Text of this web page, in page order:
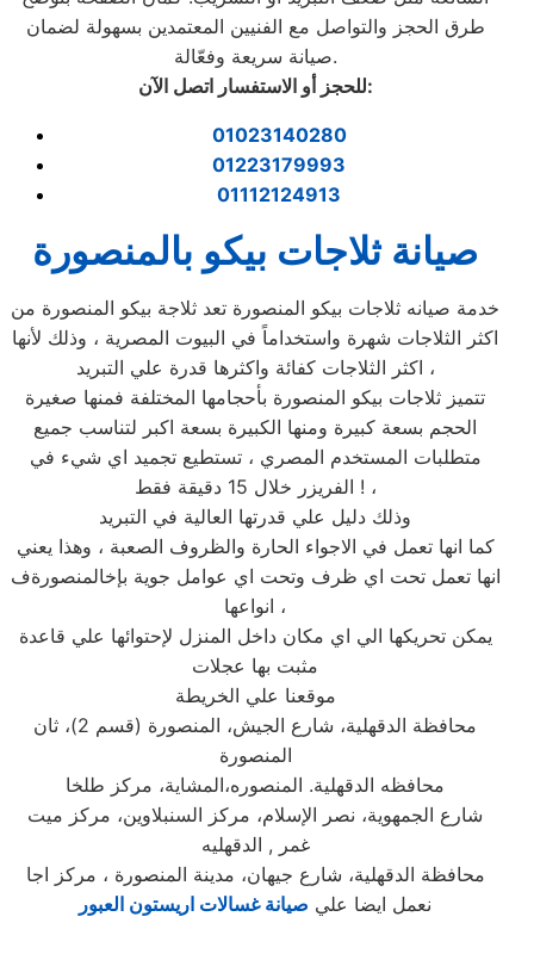
طرق الحجز والتواصل مع الفنيين المعتمدين بسهولة لضمان
صيانة سريعة وفعّالة.
للحجز أو الاستفسار اتصل الآن:
01023140280
01223179993
01112124913
صيانة ثلاجات بيكو بالمنصورة
خدمة صيانه ثلاجات بيكو المنصورة تعد ثلاجة بيكو المنصورة من
اكثر الثلاجات شهرة واستخداماً في البيوت المصرية ، وذلك لأنها
اكثر الثلاجات كفائة واكثرها قدرة علي التبريد ،
تتميز ثلاجات بيكو المنصورة بأحجامها المختلفة فمنها صغيرة
الحجم بسعة كبيرة ومنها الكبيرة بسعة اكبر لتناسب جميع
متطلبات المستخدم المصري ، تستطيع تجميد اي شيء في
الفريزر خلال 15 دقيقة فقط ! ،
وذلك دليل علي قدرتها العالية في التبريد
كما انها تعمل في الاجواء الحارة والظروف الصعبة ، وهذا يعني
انها تعمل تحت اي ظرف وتحت اي عوامل جوية بإخالمنصورةف
انواعها ،
يمكن تحريكها الي اي مكان داخل المنزل لإحتوائها علي قاعدة
مثبت بها عجلات
موقعنا علي الخريطة
محافظة الدقهلية، شارع الجيش، المنصورة (قسم 2)، ثان
المنصورة
محافظه الدقهلية. المنصوره،المشاية، مركز طلخا
شارع الجمهوية، نصر الإسلام، مركز السنبلاوين، مركز ميت
غمر , الدقهليه
محافظة الدقهلية، شارع جيهان، مدينة المنصورة ، مركز اجا
نعمل ايضا علي صيانة غسالات اريستون العبور